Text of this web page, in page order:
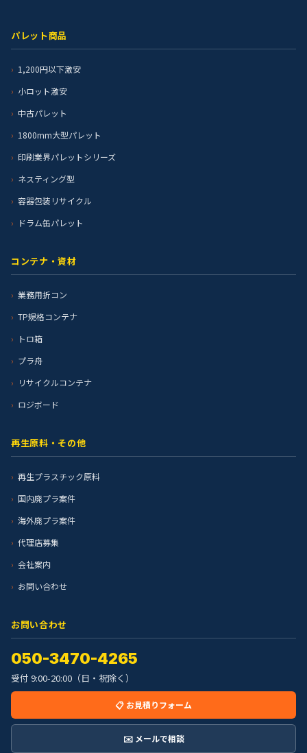
パレット商品
1,200円以下激安
小ロット激安
中古パレット
1800mm大型パレット
印刷業界パレットシリーズ
ネスティング型
容器包装リサイクル
ドラム缶パレット
コンテナ・資材
業務用折コン
TP規格コンテナ
トロ箱
プラ舟
リサイクルコンテナ
ロジボード
再生原料・その他
再生プラスチック原料
国内廃プラ案件
海外廃プラ案件
代理店募集
会社案内
お問い合わせ
お問い合わせ
050-3470-4265
受付 9:00-20:00（日・祝除く）
📋 お見積りフォーム
✉️ メールで相談